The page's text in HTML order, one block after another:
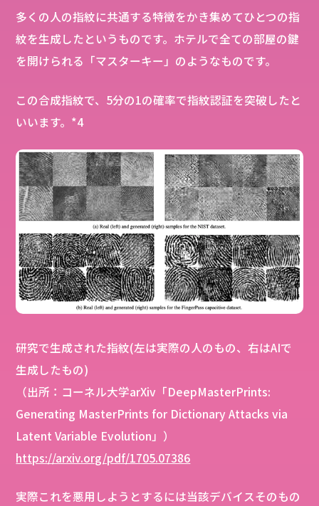
多くの人の指紋に共通する特徴をかき集めてひとつの指
紋を生成したというものです。ホテルで全ての部屋の鍵
を開けられる「マスターキー」のようなものです。
この合成指紋で、5分の1の確率で指紋認証を突破したと
いいます。*4
研究で生成された指紋(左は実際の人のもの、右はAIで
生成したもの)
（出所：コーネル大学arXiv「DeepMasterPrints:
Generating MasterPrints for Dictionary Attacks via
Latent Variable Evolution」）
https://arxiv.org/pdf/1705.07386
実際これを悪用しようとするには当該デバイスそのもの